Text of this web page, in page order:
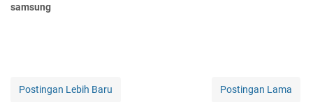
samsung
Postingan Lebih Baru Postingan Lama